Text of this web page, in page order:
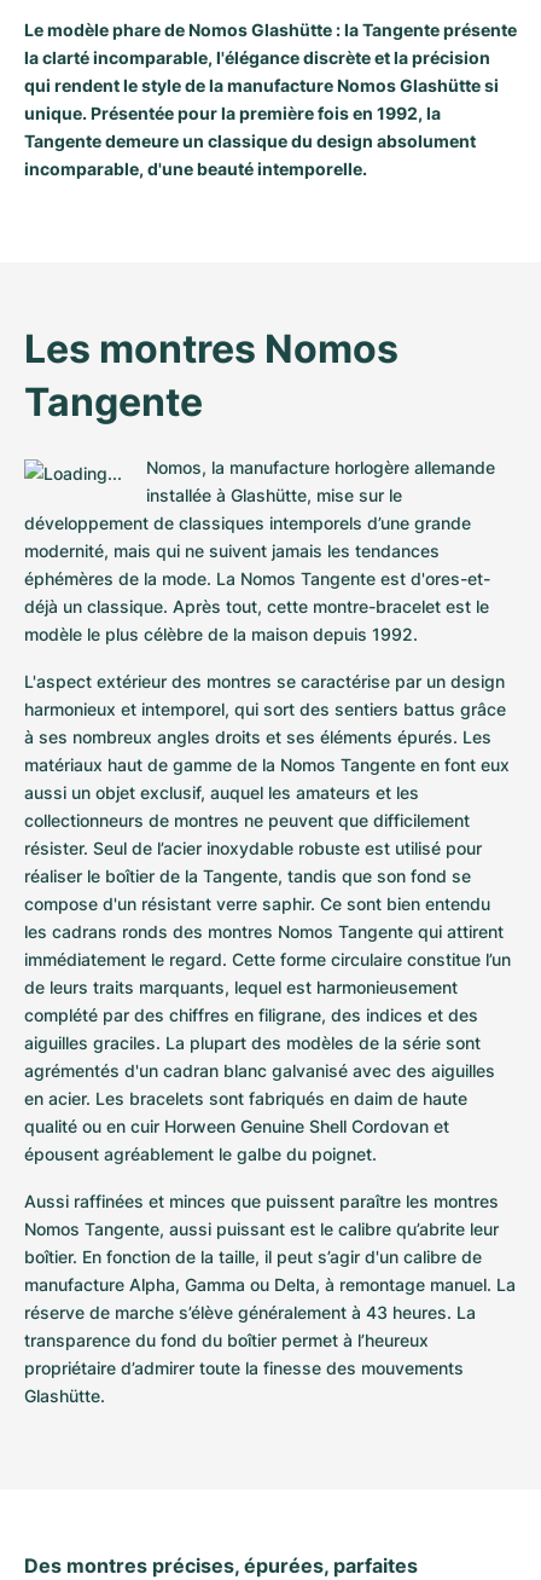
Le modèle phare de Nomos Glashütte : la Tangente présente
la clarté incomparable, l'élégance discrète et la précision
qui rendent le style de la manufacture Nomos Glashütte si
unique. Présentée pour la première fois en 1992, la
Tangente demeure un classique du design absolument
incomparable, d'une beauté intemporelle.
Les montres Nomos
Tangente
Nomos, la manufacture horlogère allemande
installée à Glashütte, mise sur le
développement de classiques intemporels d’une grande
modernité, mais qui ne suivent jamais les tendances
éphémères de la mode. La Nomos Tangente est d'ores-et-
déjà un classique. Après tout, cette montre-bracelet est le
modèle le plus célèbre de la maison depuis 1992.
L'aspect extérieur des montres se caractérise par un design
harmonieux et intemporel, qui sort des sentiers battus grâce
à ses nombreux angles droits et ses éléments épurés. Les
matériaux haut de gamme de la Nomos Tangente en font eux
aussi un objet exclusif, auquel les amateurs et les
collectionneurs de montres ne peuvent que difficilement
résister. Seul de l’acier inoxydable robuste est utilisé pour
réaliser le boîtier de la Tangente, tandis que son fond se
compose d'un résistant verre saphir. Ce sont bien entendu
les cadrans ronds des montres Nomos Tangente qui attirent
immédiatement le regard. Cette forme circulaire constitue l’un
de leurs traits marquants, lequel est harmonieusement
complété par des chiffres en filigrane, des indices et des
aiguilles graciles. La plupart des modèles de la série sont
agrémentés d'un cadran blanc galvanisé avec des aiguilles
en acier. Les bracelets sont fabriqués en daim de haute
qualité ou en cuir Horween Genuine Shell Cordovan et
épousent agréablement le galbe du poignet.
Aussi raffinées et minces que puissent paraître les montres
Nomos Tangente, aussi puissant est le calibre qu’abrite leur
boîtier. En fonction de la taille, il peut s’agir d'un calibre de
manufacture Alpha, Gamma ou Delta, à remontage manuel. La
réserve de marche s’élève généralement à 43 heures. La
transparence du fond du boîtier permet à l’heureux
propriétaire d’admirer toute la finesse des mouvements
Glashütte.
Des montres précises, épurées, parfaites